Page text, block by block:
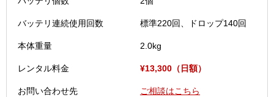
バッテリ連続使用回数 標準220回、ドロップ140回
本体重量 2.0kg
レンタル料金 ¥13,300（日額）
お問い合わせ先 ご相談はこちら